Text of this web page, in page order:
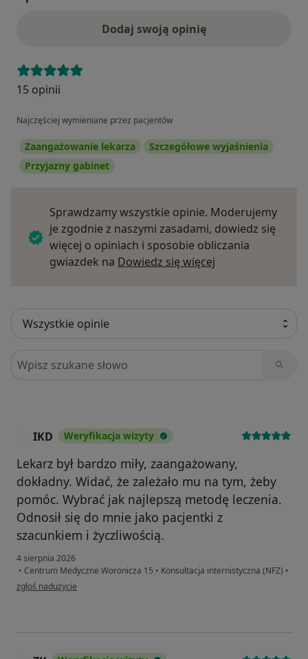
Dodaj swoją opinię
15 opinii
Najczęściej wymieniane przez pacjentów
Zaangażowanie lekarza
Szczegółowe wyjaśnienia
Przyjazny gabinet
Sprawdzamy wszystkie opinie. Moderujemy
je zgodnie z naszymi zasadami, dowiedz się
więcej o opiniach i sposobie obliczania
gwiazdek na Dowiedz się więcej
Szukaj w opiniach
IKD Weryfikacja wizyty
Lekarz był bardzo miły, zaangażowany,
dokładny. Widać, że zależało mu na tym, żeby
pomóc. Wybrać jak najlepszą metodę leczenia.
Odnosił się do mnie jako pacjentki z
szacunkiem i życzliwością.
4 sierpnia 2026
• Centrum Medyczne Woronicza 15 • Konsultacja internistyczna (NFZ) •
w opinii użytkownika IKD
zgłoś nadużycie